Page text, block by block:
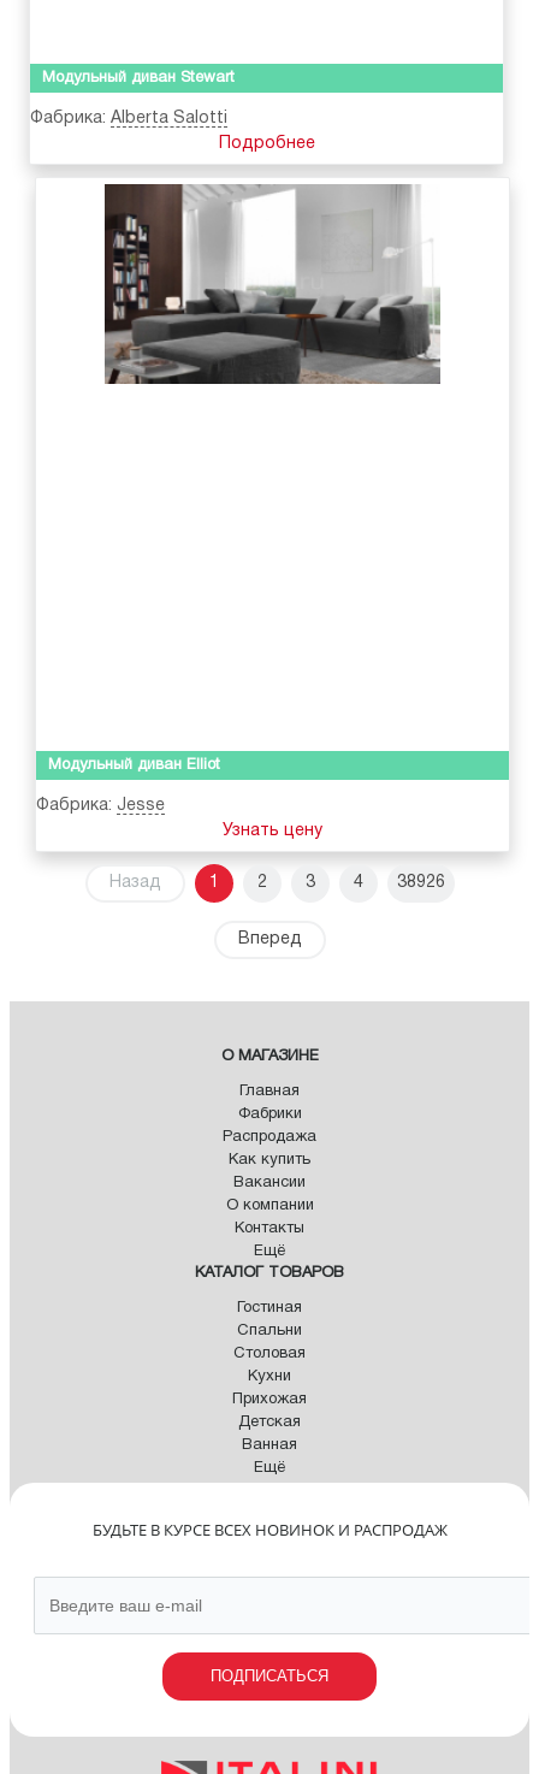
Модульный диван Stewart
Фабрика: Alberta Salotti
Подробнее
Модульный диван Elliot
Фабрика: Jesse
Узнать цену
Назад 1 2 3 4 38926
Вперед
О МАГАЗИНЕ
Главная
Фабрики
Распродажа
Как купить
Вакансии
О компании
Контакты
Ещё
КАТАЛОГ ТОВАРОВ
Гостиная
Спальни
Столовая
Кухни
Прихожая
Детская
Ванная
Ещё
БУДЬТЕ В КУРСЕ ВСЕХ НОВИНОК И РАСПРОДАЖ
ПОДПИСАТЬСЯ